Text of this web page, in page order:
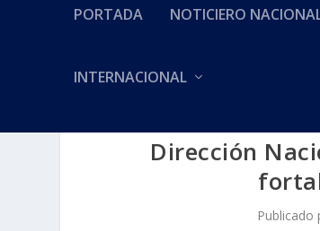
PORTADA NOTICIERO
INTERNACIONAL
Dirección
Publicado